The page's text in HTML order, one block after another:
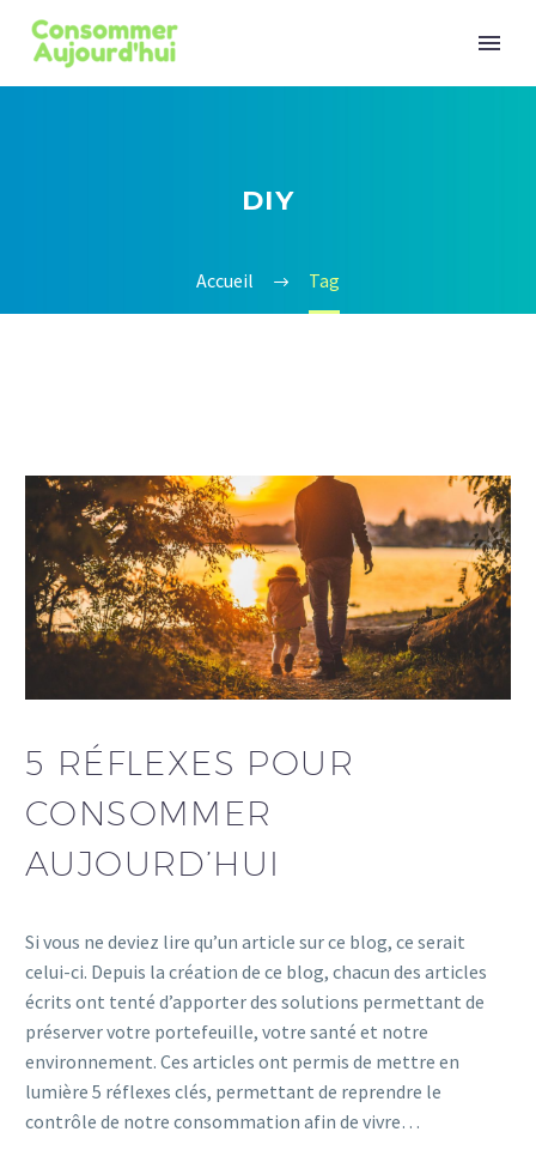
DIY
Accueil Tag
5 RÉFLEXES POUR
CONSOMMER
AUJOURD’HUI
Si vous ne deviez lire qu’un article sur ce blog, ce serait
celui-ci. Depuis la création de ce blog, chacun des articles
écrits ont tenté d’apporter des solutions permettant de
préserver votre portefeuille, votre santé et notre
environnement. Ces articles ont permis de mettre en
lumière 5 réflexes clés, permettant de reprendre le
contrôle de notre consommation afin de vivre…